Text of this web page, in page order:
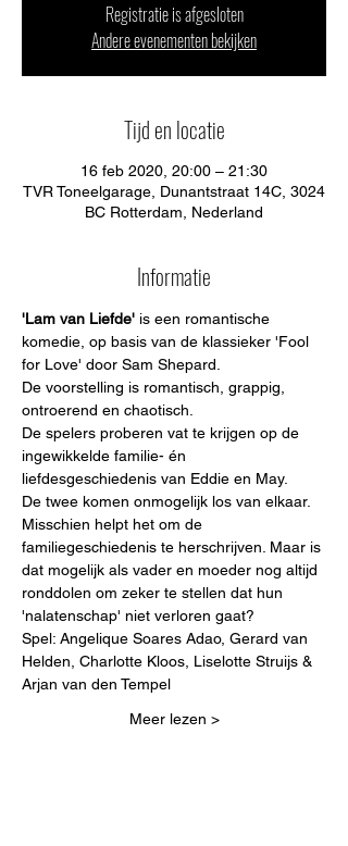
Registratie is afgesloten
Andere evenementen bekijken
Tijd en locatie
16 feb 2020, 20:00 – 21:30
TVR Toneelgarage, Dunantstraat 14C, 3024
BC Rotterdam, Nederland
Informatie
'Lam van Liefde' is een romantische
komedie, op basis van de klassieker 'Fool
for Love' door Sam Shepard.
De voorstelling is romantisch, grappig,
ontroerend en chaotisch.
De spelers proberen vat te krijgen op de
ingewikkelde familie- én
liefdesgeschiedenis van Eddie en May.
De twee komen onmogelijk los van elkaar.
Misschien helpt het om de
familiegeschiedenis te herschrijven. Maar is
dat mogelijk als vader en moeder nog altijd
ronddolen om zeker te stellen dat hun
'nalatenschap' niet verloren gaat?
Spel: Angelique Soares Adao, Gerard van
Helden, Charlotte Kloos, Liselotte Struijs &
Arjan van den Tempel
Meer lezen >